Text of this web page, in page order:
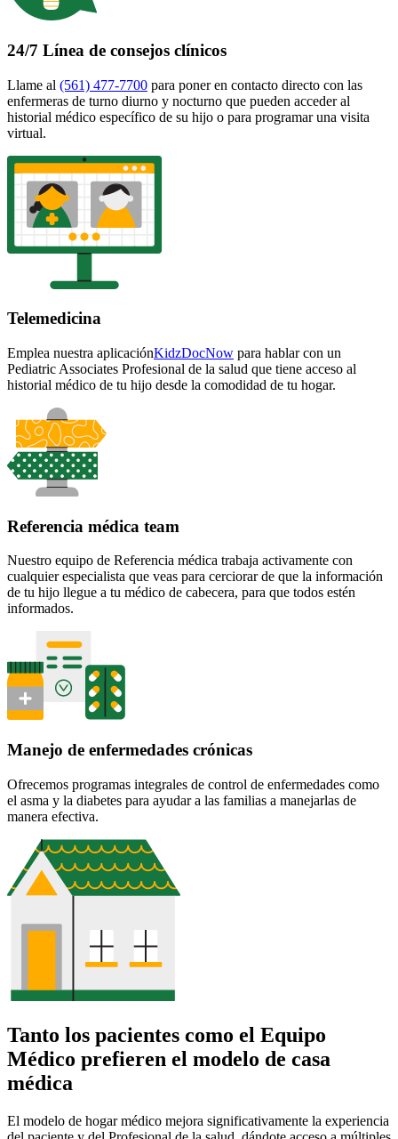
24/7 Línea de consejos clínicos
Llame al (561) 477-7700 para poner en contacto directo con las
enfermeras de turno diurno y nocturno que pueden acceder al
historial médico específico de su hijo o para programar una visita
virtual.
Telemedicina
Emplea nuestra aplicaciónKidzDocNow para hablar con un
Pediatric Associates Profesional de la salud que tiene acceso al
historial médico de tu hijo desde la comodidad de tu hogar.
Referencia médica team
Nuestro equipo de Referencia médica trabaja activamente con
cualquier especialista que veas para cerciorar de que la información
de tu hijo llegue a tu médico de cabecera, para que todos estén
informados.
Manejo de enfermedades crónicas
Ofrecemos programas integrales de control de enfermedades como
el asma y la diabetes para ayudar a las familias a manejarlas de
manera efectiva.
Tanto los pacientes como el Equipo
Médico prefieren el modelo de casa
médica
El modelo de hogar médico mejora significativamente la experiencia